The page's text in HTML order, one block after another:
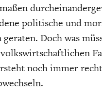
politische und
Doch was
noch immer